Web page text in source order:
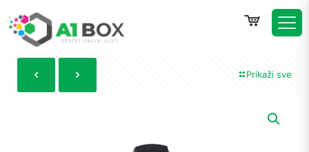
Prikaži sve